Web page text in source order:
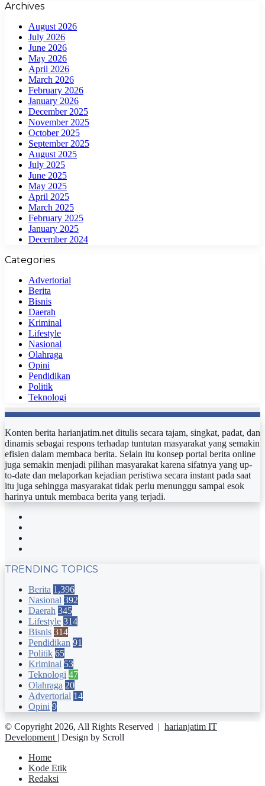
Archives
August 2026
July 2026
June 2026
May 2026
April 2026
March 2026
February 2026
January 2026
December 2025
November 2025
October 2025
September 2025
August 2025
July 2025
June 2025
May 2025
April 2025
March 2025
February 2025
January 2025
December 2024
Categories
Advertorial
Berita
Bisnis
Daerah
Kriminal
Lifestyle
Nasional
Olahraga
Opini
Pendidikan
Politik
Teknologi
Konten berita harianjatim.net ditulis secara tajam, singkat, padat, dan
dinamis sebagai respons terhadap tuntutan masyarakat yang semakin
efisien dalam membaca berita. Selain itu konsep portal berita online
juga semakin menjadi pilihan masyarakat karena sifatnya yang up-
to-date dan melaporkan kejadian peristiwa secara instant pada saat
itu juga sehingga masyarakat tidak perlu menunggu sampai esok
harinya untuk membaca berita yang terjadi.
TRENDING TOPICS
Berita 1,396
Nasional 392
Daerah 345
Lifestyle 314
Bisnis 314
Pendidikan 91
Politik 65
Kriminal 53
Teknologi 47
Olahraga 20
Advertorial 14
Opini 9
© Copyright 2026, All Rights Reserved | harianjatim IT
Development | Design by Scroll
Home
Kode Etik
Redaksi